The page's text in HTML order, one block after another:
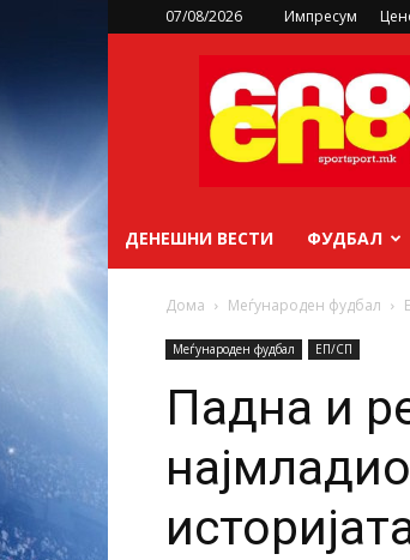
07/08/2026 Импресум
sportsport.mk
ДЕНЕШНИ ВЕСТИ ФУДБАЛ
Дома Меѓународен фудбал
Меѓународен фудбал ЕП/СП
Падна и